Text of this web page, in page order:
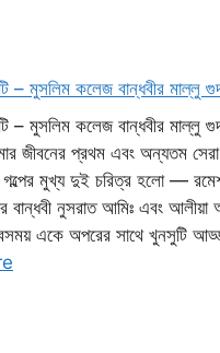
– মুসলিম কলেজ বান্ধবীর মাল্লু
– মুসলিম কলেজ বান্ধবীর মাল্লু
জীবনের প্রথম এবং অন্যতম
মুখ্য দুই চরিত্র হলো —
বান্ধবী নুসরাত আমিঃ এবং
একে অপরের সাথে খুনসুটি